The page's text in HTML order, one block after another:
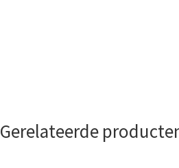
Gerelateerde